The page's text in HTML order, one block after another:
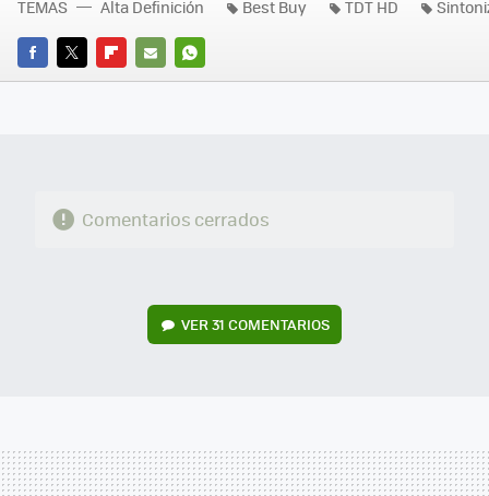
FACEBOOK
TWITTERFLIPBOARD
E-
WHATSAPP
TEMAS Alta Definición Best Buy TDT HD
Comentarios cerrados
VER31 COMENTARIOS